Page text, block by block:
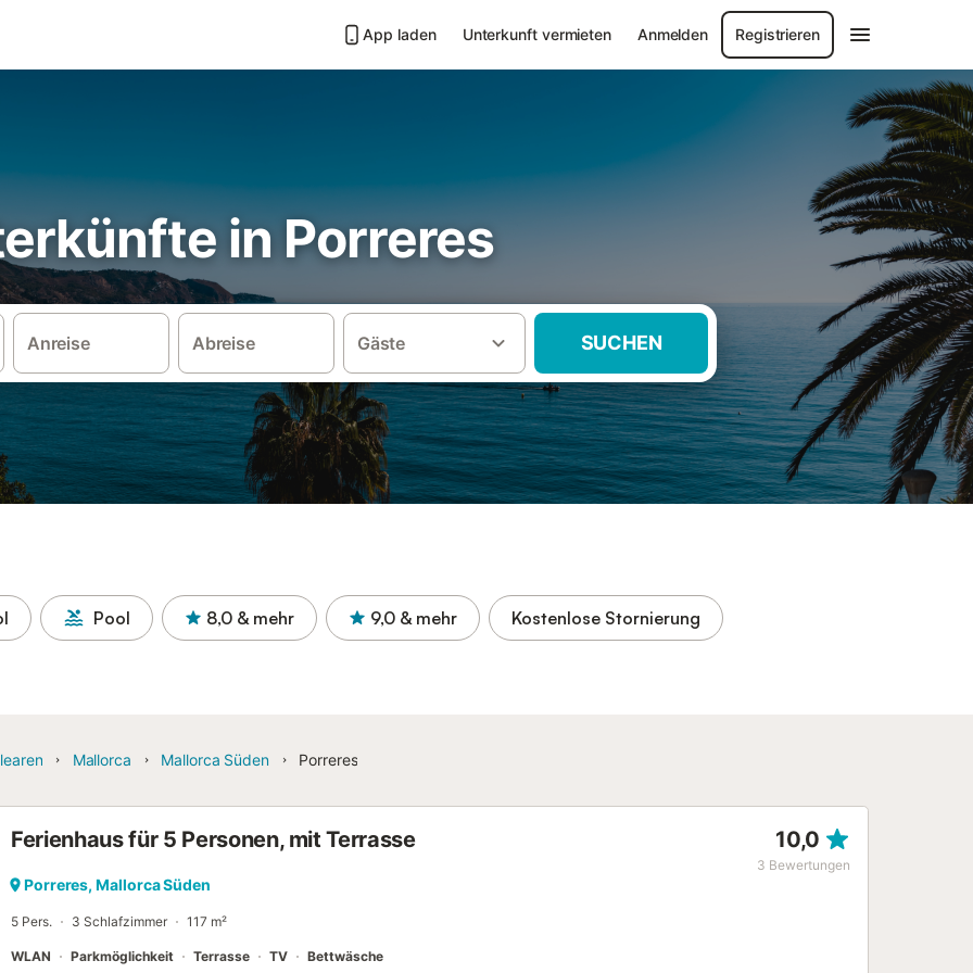
App laden Unterkunft vermieten Anmelden Registrieren
in Porreres
Anreise Abreise Gäste SUCHEN
Pool 8,0 & mehr 9,0 & mehr Kostenlose Stornierung
Mallorca Mallorca Süden Porreres
Ferienhaus für 5 Personen, mit Terrasse 10,0
3 Bewertungen
Porreres, Mallorca Süden
5 Pers. 3 Schlafzimmer 117 m²
WLAN Parkmöglichkeit Terrasse TV Bettwäsche